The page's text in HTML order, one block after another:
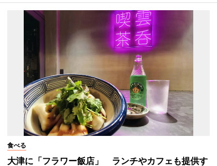
食べる
大津に「フラワー飯店」 ランチやカフェも提供す